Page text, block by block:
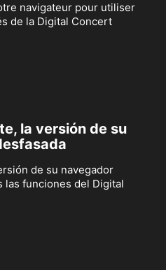
navigateur pour utiliser
de la Digital Concert
la versión de su
de su navegador
las funciones del Digital